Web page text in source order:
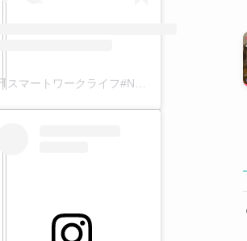
⛩️スマートワークライフ#Nikko ⛩️(@smartwl.nikko)がシェアした投稿